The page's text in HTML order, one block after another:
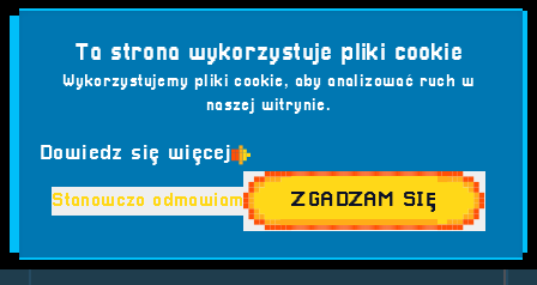
Czytaj artykuł o tytule RetroSfera Crew
RetroSfera Crew - Piotr
Ta strona wykorzystuje pliki cookie
Wykorzystujemy pliki cookie, aby analizować ruch w
naszej witrynie.
Dowiedz się więcej
Stanowczo odmawiam ZGADZAM SIĘ